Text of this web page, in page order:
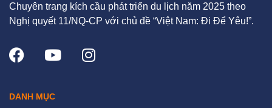
Chuyên trang kích cầu phát triển du lịch năm 2025 theo
Nghị quyết 11/NQ-CP với chủ đề “Việt Nam: Đi Để Yêu!”.
DANH MỤC